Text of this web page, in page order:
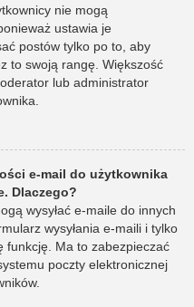
nie mogą
ustawia je
postów tylko po to, aby
to swoją rangę. Większość
lub administrator
e-mail do użytkownika
Dlaczego?
wysyłać e-maile do innych
wysyłania e-maili i tylko
funkcję. Ma to zabezpieczać
poczty elektronicznej